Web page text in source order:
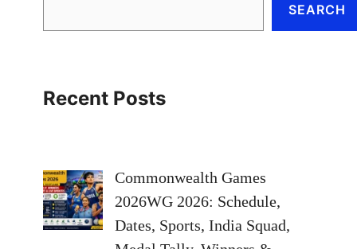
SEARCH
Recent Posts
Commonwealth Games
2026WG 2026: Schedule,
Dates, Sports, India Squad,